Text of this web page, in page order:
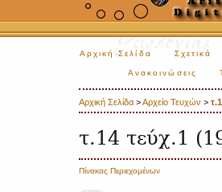
Αρχική Σελίδα Σχετικά
Ανακοινώσεις
Αρχική Σελίδα >Αρχείο Τευχών >
τ.14 τεύχ.1
Πίνακας Περιεχομένων